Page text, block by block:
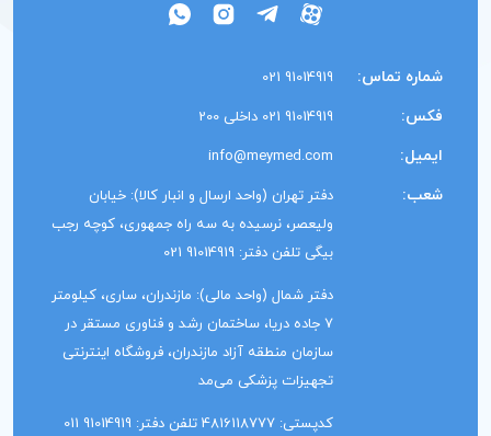
شماره تماس: 91014919 021
فکس: 91014919 021 داخلی 200
ایمیل: info@meymed.com
شعب:
دفتر تهران (واحد ارسال و انبار کالا): خیابان
ولیعصر، نرسیده به سه راه جمهوری، کوچه رجب
بیگی تلفن دفتر: 91014919 021
دفتر شمال (واحد مالی): مازندران، ساری، کیلومتر
7 جاده دریا، ساختمان رشد و فناوری مستقر در
سازمان منطقه آزاد مازندران، فروشگاه اینترنتی
تجهیزات پزشکی می‌مد
کدپستی: 4816118777 تلفن دفتر: 91014919 011